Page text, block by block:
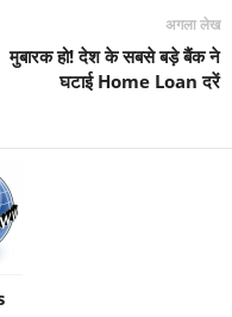
अगला लेख
मुबारक हो! देश के सबसे बड़े बैंक ने
घटाई Home Loan दरें